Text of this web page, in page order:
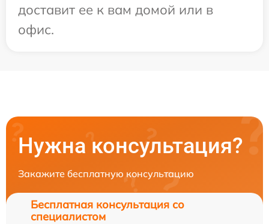
доставит ее к вам домой или в
офис.
Нужна консультация?
Закажите бесплатную консультацию
Бесплатная консультация со
специалистом